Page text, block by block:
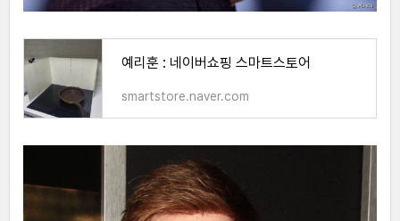
예리훈 : 네이버쇼핑 스마트스토어
smartstore.naver.com